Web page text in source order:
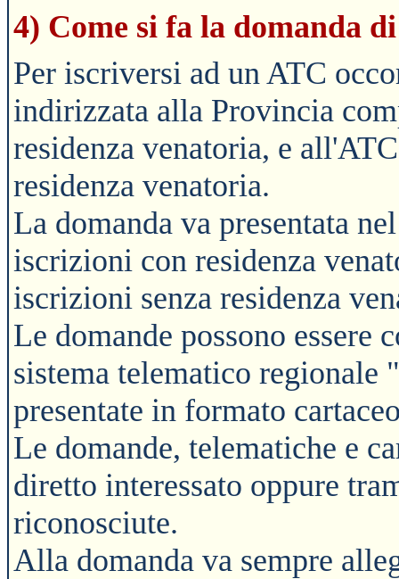
4) Come si fa la domanda
Per iscriversi ad un ATC
indirizzata alla Provincia
residenza venatoria, e
residenza venatoria.
La domanda va presentata
iscrizioni con residenza
iscrizioni senza residenza
Le domande possono
sistema telematico regionale
presentate in formato
Le domande, telematiche e
diretto interessato oppure
riconosciute.
Alla domanda va sempre